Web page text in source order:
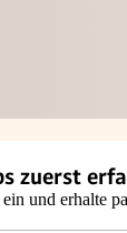
zuerst
und erhalte